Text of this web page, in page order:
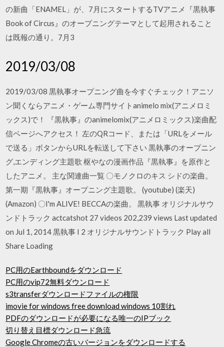
の新曲「ENAMEL」が、7月にスタートするTVアニメ『黒執事
Book of Circus』のオープニングテーマとして起用されること
は既報の通り。7月3
2019/03/08
2019/03/08 黒執事オープニング曲を今すぐチェック！アニソ
ン聞くならアニメ・ゲーム専門サイトanimelo mix(アニメロミ
ックス)で！ 『黒執事』のanimelomix(アニメロミックス)楽曲配
信ページへアクセス！ 左のQRコード、または「URLをメール
で送る」ボタンからURLを転送して下さい 黒執事のオープニン
グ,エンディング主題歌 枢やなの漫画作品『黒執事』を原作と
したアニメ。 主な関連曲一覧 〇モノクロのキス シドの楽曲。
第一期『黒執事』オープニング主題歌。 (youtube) (楽天)
(Amazon) 〇I'm ALIVE! BECCAの楽曲。 黒執事 オリジナルサウ
ンドトラック actcatshot 27 videos 202,239 views Last updated
on Jul 1, 2014 黒執事 I 2 オリジナルサウンドトラック Play all
Share Loading
PC用のEarthboundをダウンロード
PC用のvip72無料ダウンロード
s3transferダウンロードファイルの権限
imovie for windows free download windows 10割れ
PDFのダウンロードが必要になる唯一のIPブック
切り替え目標ダウンロード急流
Google Chromeの古いバージョンをダウンロードする